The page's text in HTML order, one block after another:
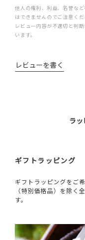
他人の権利、利益、名誉な
はできませんのでご注意くだ
レビュー内容が不適切と判
います。
レビューを書く
ラ
ギフトラッピング
ギフトラッピングをご
（特別価格品）を除く
す。